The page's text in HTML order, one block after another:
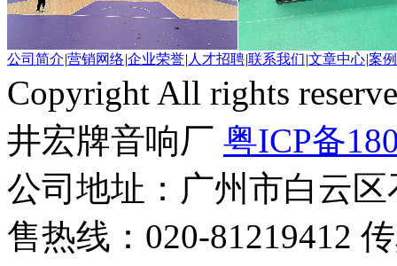
公司简介|营销网络|企业荣誉| 人才招聘|联系我们|文章中心|案
Copyright All rights
井宏牌音响厂 粤ICP备
公司地址：广州市白云
售热线：020-81219412